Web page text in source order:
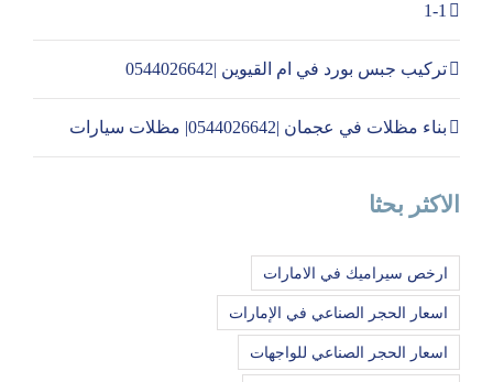
1-1
تركيب جبس بورد في ام القيوين |0544026642
بناء مظلات في عجمان |0544026642| مظلات سيارات
الاكثر بحثا
ارخص سيراميك في الامارات
اسعار الحجر الصناعي في الإمارات
اسعار الحجر الصناعي للواجهات